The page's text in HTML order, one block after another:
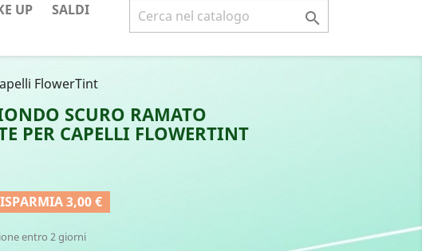
UP SALDI 
FlowerTint
SCURO RAMATO
PER CAPELLI FLOWERTINT
3,00 €
entro 2 giorni